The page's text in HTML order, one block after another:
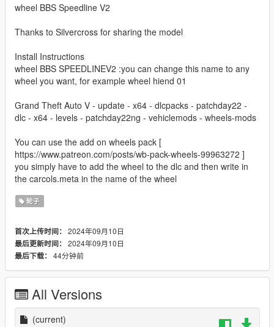
wheel BBS Speedline V2
Thanks to Silvercross for sharing the model
Install Instructions
wheel BBS SPEEDLINEV2 :you can change this name to any
wheel you want, for example wheel hiend 01
Grand Theft Auto V - update - x64 - dlcpacks - patchday22 -
dlc - x64 - levels - patchday22ng - vehiclemods - wheels-mods
You can use the add on wheels pack [
https://www.patreon.com/posts/wb-pack-wheels-99963272 ]
you simply have to add the wheel to the dlc and then write in
the carcols.meta in the name of the wheel
轮子
首次上传时间： 2024年09月10日
最后更新时间： 2024年09月10日
最后下载： 44分钟前
All Versions
(current)